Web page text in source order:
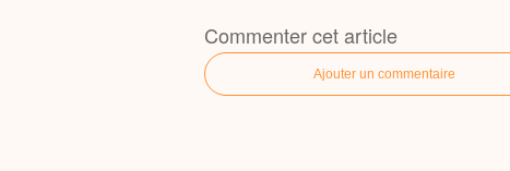
Commenter cet article
Ajouter un commentaire